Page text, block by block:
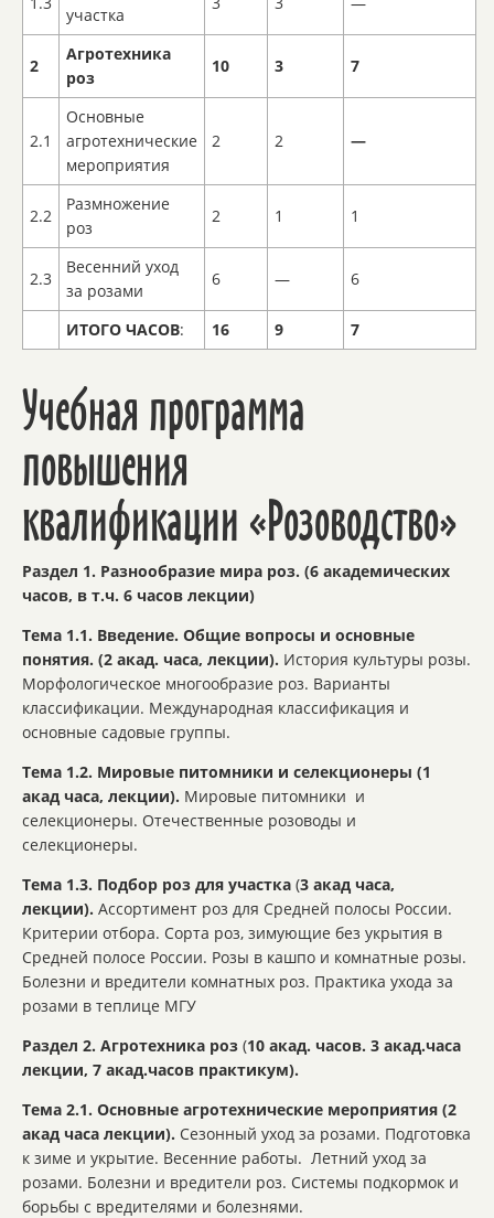
участка
2
Агротехника
роз
10 3 7
2.1
Основные
агротехнические
мероприятия
2 2 —
2.2
Размножение
роз
2 1 1
2.3
Весенний уход
за розами
6 — 6
ИТОГО ЧАСОВ: 16 9 7
Учебная программа
повышения
квалификации «Розоводство»
Раздел 1. Разнообразие мира роз. (6 академических
часов, в т.ч. 6 часов лекции)
Тема 1.1. Введение. Общие вопросы и основные
понятия. (2 акад. часа, лекции). История культуры розы.
Морфологическое многообразие роз. Варианты
классификации. Международная классификация и
основные садовые группы.
Тема 1.2. Мировые питомники и селекционеры (1
акад часа, лекции). Мировые питомники и
селекционеры. Отечественные розоводы и
селекционеры.
Тема 1.3. Подбор роз для участка (3 акад часа,
лекции). Ассортимент роз для Средней полосы России.
Критерии отбора. Сорта роз, зимующие без укрытия в
Средней полосе России. Розы в кашпо и комнатные розы.
Болезни и вредители комнатных роз. Практика ухода за
розами в теплице МГУ
Раздел 2. Агротехника роз (10 акад. часов. 3 акад.часа
лекции, 7 акад.часов практикум).
Тема 2.1. Основные агротехнические мероприятия (2
акад часа лекции). Сезонный уход за розами. Подготовка
к зиме и укрытие. Весенние работы. Летний уход за
розами. Болезни и вредители роз. Системы подкормок и
борьбы с вредителями и болезнями.